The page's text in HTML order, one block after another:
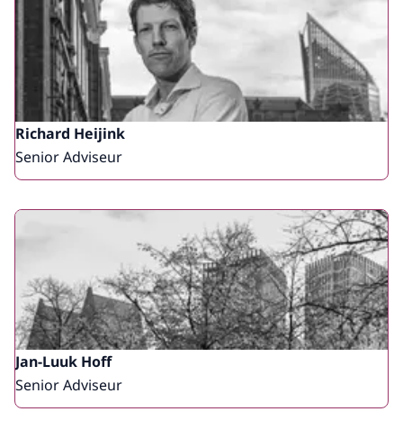
Richard Heijink
Senior Adviseur
Jan-Luuk Hoff
Senior Adviseur